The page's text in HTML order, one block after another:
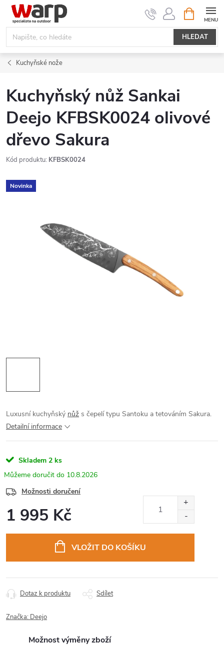
Přejít
obsah
HLEDAT
NÁKUPNÍ
KOŠÍK
Kuchyňské nože
Kuchyňský nůž Sankai
Deejo KFBSK0024 olivové
dřevo Sakura
Kód produktu: KFBSK0024
Novinka
Luxusní kuchyňský nůž s čepelí typu Santoku a tetováním Sakura.
Detailní informace
Skladem 2 ks
10.8.2026
Možnosti doručení
1 995 Kč
VLOŽIT DO KOŠÍKU
Dotaz k produktu Sdílet
Značka: Deejo
Možnost výměny zboží